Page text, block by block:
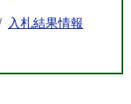
入札結果情報